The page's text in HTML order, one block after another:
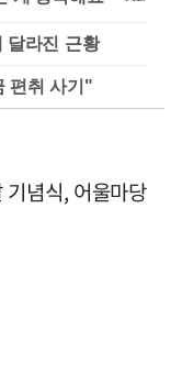
달라진 근황
편취 사기"
념식, 어울마당